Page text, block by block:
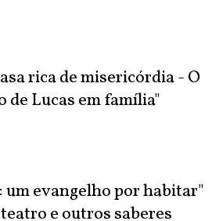
rica de misericórdia - O
de Lucas em família"
evangelho por habitar"
e outros saberes